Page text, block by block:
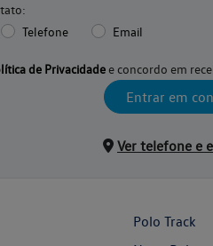
Telefone Email
de Privacidadee concordo em
Entrar em
Ver telefone e
Polo Track